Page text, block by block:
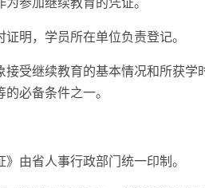
参加继续教育的凭证。
明，学员所在单位负责登记。
接受继续教育的基本情况和所获
必备条件之一。
由省人事行政部门统一印制。